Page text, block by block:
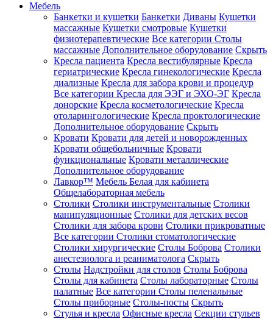
Мебель
Банкетки и кушетки Банкетки Диваны Кушетки
массажные Кушетки смотровые Кушетки
физиотерапевтические Все категории Столы
массажные Дополнительное оборудование Скрыть
Кресла пациента Кресла вестибулярные Кресла
гериатрические Кресла гинекологические Кресла
диализные Кресла для забора крови и процедур
Все категории Кресла для ЭЭГ и ЭХО-ЭГ Кресла
донорские Кресла косметологические Кресла
отоларингологические Кресла проктологические
Дополнительное оборудование Скрыть
Кровати Кровати для детей и новорожденных
Кровати общебольничные Кровати
функциональные Кровати металлические
Дополнительное оборудование
Лавкор™ Мебель Белая для кабинета
Общелабораторная мебель
Столики Столики инструментальные Столики
манипуляционные Столики для детских весов
Столики для забора крови Столики прикроватные
Все категории Столики стоматологические
Столики хирургические Столы Боброва Столики
анестезиолога и реаниматолога Скрыть
Столы Надстройки для столов Столы Боброва
Столы для кабинета Столы лабораторные Столы
палатные Все категории Столы пеленальные
Столы приборные Столы-посты Скрыть
Стулья и кресла Офисные кресла Секции стульев